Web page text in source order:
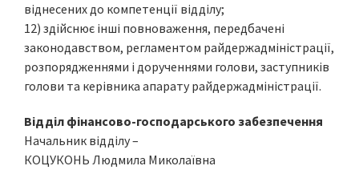
віднесених до компетенції відділу;
12) здійснює інші повноваження, передбачені
законодавством, регламентом райдержадміністрації,
розпорядженнями і дорученнями голови, заступників
голови та керівника апарату райдержадміністрації.
Відділ фінансово-господарського забезпечення
Начальник відділу –
КОЦУКОНЬ Людмила Миколаївна